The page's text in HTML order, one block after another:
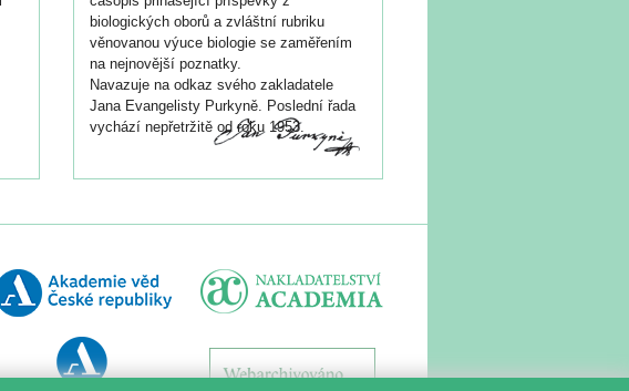
biologických oborů a zvláštní rubriku
věnovanou výuce biologie se zaměřením
na nejnovější poznatky.
Navazuje na odkaz svého zakladatele
Jana Evangelisty Purkyně. Poslední řada
vychází nepřetržitě od roku 1953.